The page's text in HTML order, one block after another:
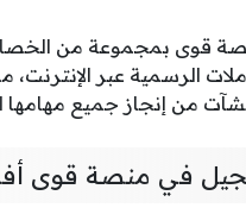
قوى بمجموعة من الخصائص
الرسمية عبر
من إنجاز جميع مهامها
في منصة قوى